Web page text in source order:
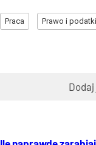
Praca Prawo i podatki